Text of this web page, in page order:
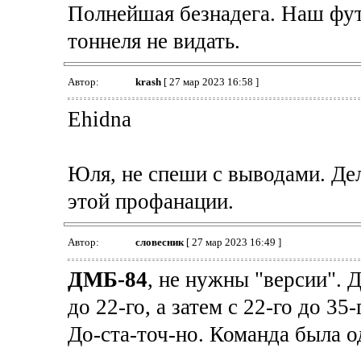
Полнейшая безнадега. Наш
тоннеля не видать.
Автор: krash[ 27 мар 2023 16:58 ]
Ehidna
Юля, не спеши с выводами.
этой профанации.
Автор: словесник[ 27 мар 2023 16:49 ]
ДМБ-84, не нужны "версии".
до 22-го, а затем с 22-го до 35-
До-ста-точ-но. Команда была